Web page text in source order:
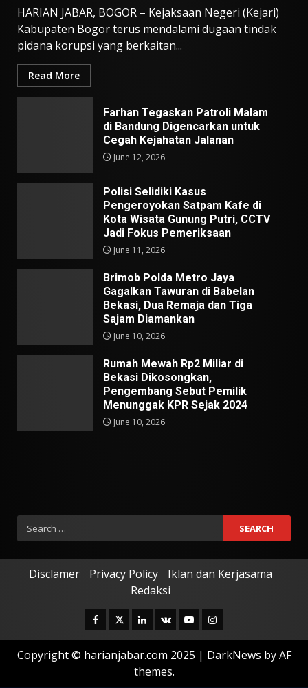
HARIAN JABAR, BOGOR – Kejaksaan Negeri (Kejari)
Kabupaten Bogor terus mendalami dugaan tindak
pidana korupsi yang berkaitan...
Read More
Farhan Tegaskan Patroli Malam
di Bandung Digencarkan untuk
Cegah Kejahatan Jalanan
June 12, 2026
Polisi Selidiki Kasus
Pengeroyokan Satpam Kafe di
Kota Wisata Gunung Putri, CCTV
Jadi Fokus Pemeriksaan
June 11, 2026
Brimob Polda Metro Jaya
Gagalkan Tawuran di Babelan
Bekasi, Dua Remaja dan Tiga
Sajam Diamankan
June 10, 2026
Rumah Mewah Rp2 Miliar di
Bekasi Dikosongkan,
Pengembang Sebut Pemilik
Menunggak KPR Sejak 2024
June 10, 2026
Search
for:
Disclamer Privacy Policy
Iklan dan Kerjasama
Redaksi
Facebook
TwitterLinkedin
VK YoutubeInstagram
Copyright © harianjabar.com 2025 | DarkNews by AF
themes.